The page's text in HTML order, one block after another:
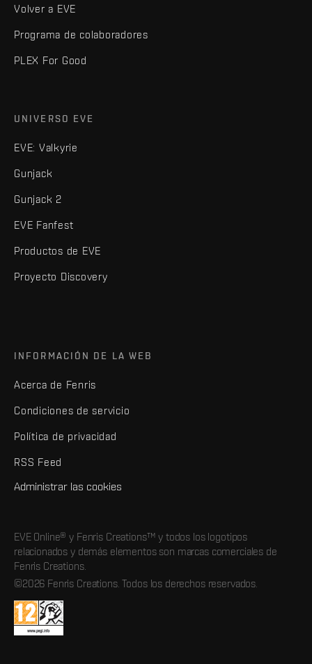
Volver a EVE
Programa de colaboradores
PLEX For Good
UNIVERSO EVE
EVE: Valkyrie
Gunjack
Gunjack 2
EVE Fanfest
Productos de EVE
Proyecto Discovery
INFORMACIÓN DE LA WEB
Acerca de Fenris
Condiciones de servicio
Política de privacidad
RSS Feed
Administrar las cookies
EVE Online® y Fenris Creations™ y todos los logotipos
relacionados y demás elementos son marcas comerciales de
Fenris Creations.
©2026 Fenris Creations. Todos los derechos reservados.